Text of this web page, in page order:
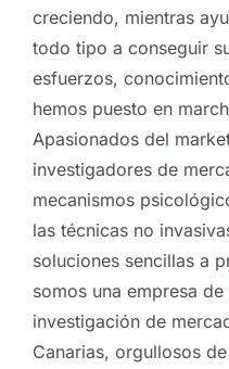
creciendo, mientras
todo tipo a conseguir
esfuerzos,
hemos puesto en
Apasionados del
investigadores de
mecanismos
las técnicas no
soluciones sencillas a
somos una empresa
investigación de
Canarias, orgullosos